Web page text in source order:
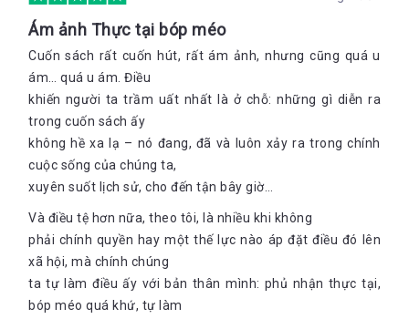
Ám ảnh Thực tại bóp méo
Cuốn sách rất cuốn hút, rất ám ảnh, nhưng cũng quá u
ám… quá u ám. Điều
khiến người ta trầm uất nhất là ở chỗ: những gì diễn ra
trong cuốn sách ấy
không hề xa lạ – nó đang, đã và luôn xảy ra trong chính
cuộc sống của chúng ta,
xuyên suốt lịch sử, cho đến tận bây giờ…
Và điều tệ hơn nữa, theo tôi, là nhiều khi không
phải chính quyền hay một thế lực nào áp đặt điều đó lên
xã hội, mà chính chúng
ta tự làm điều ấy với bản thân mình: phủ nhận thực tại,
bóp méo quá khứ, tự làm